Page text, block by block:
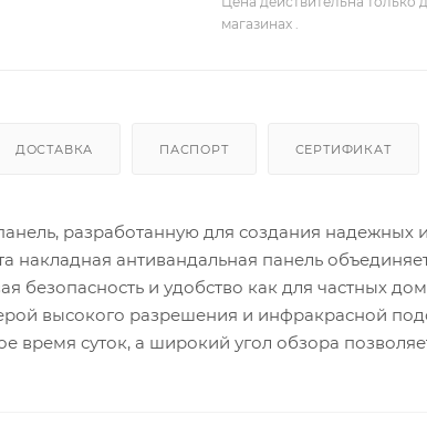
магазинах .
ДОСТАВКА ПАСПОРТ СЕРТИФИКАТ
разработанную для создания надежных и
антивандальная панель
безопасность и удобство как для частных
высокого разрешения и инфракрасной
время суток, а широкий угол обзора